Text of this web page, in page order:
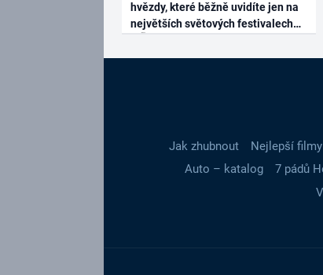
hvězdy, které běžně uvidíte jen na
největších světových festivalech
Jak zhubnout Nejlepší
Auto – katalog
7 pádů